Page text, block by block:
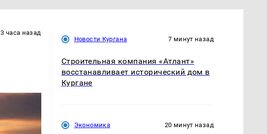
3 часа назад
Новости Кургана 7 минут назад
Строительная компания «Атлант»
восстанавливает исторический дом в
Кургане
Экономика 20 минут назад